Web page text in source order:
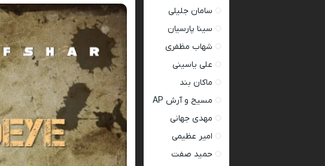
سامان جلیلی
سینا پارسیان
شهاب مظفری
علی یاسینی
ماکان بند
مسیح و آرش AP
مهدی جهانی
امیر عظیمی
حمید صفت